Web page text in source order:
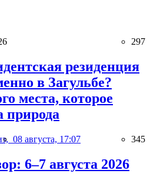
297
резиденция
в Загульбе?
места, которое
природа
08 августа, 17:07 345
6–7 августа 2026